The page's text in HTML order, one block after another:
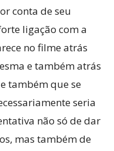
conta de seu
ligação com a
no filme atrás
e também atrás
também que se
seria
não só de dar
mas também de